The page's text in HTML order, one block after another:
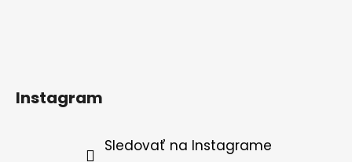
Instagram
Sledovať na Instagrame